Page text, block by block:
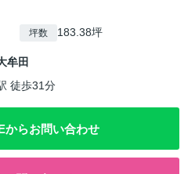
坪数 183.38坪
牟田
徒歩31分
からお問い合わせ